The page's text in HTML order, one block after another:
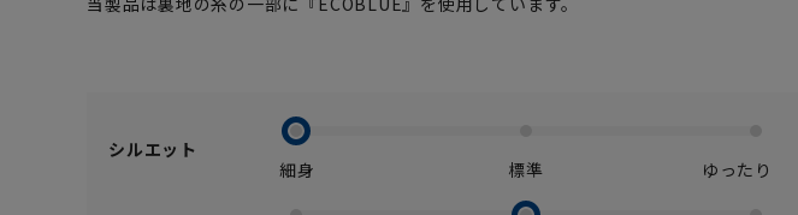
シルエット
細身
標準 ゆったり